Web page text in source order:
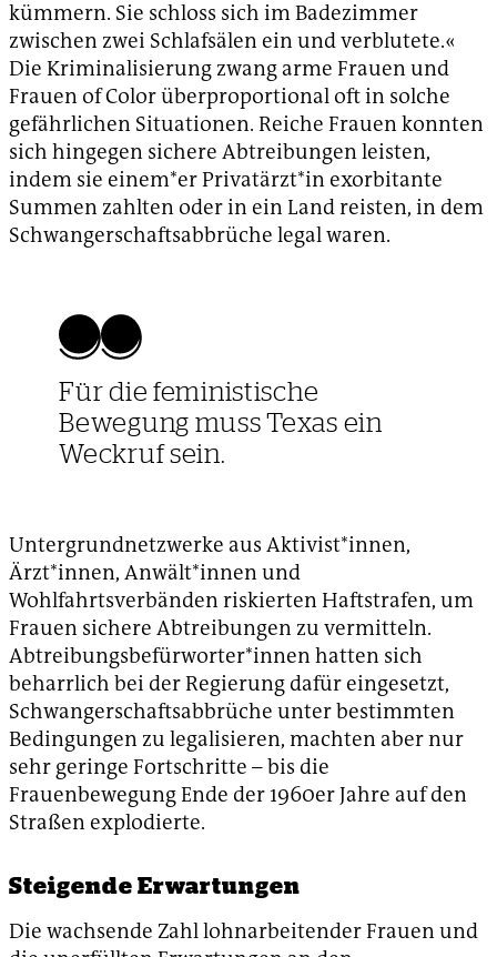
kümmern. Sie schloss sich im Badezimmer
zwischen zwei Schlafsälen ein und verblutete.«
Die Kriminalisierung zwang arme Frauen und
Frauen of Color überproportional oft in solche
gefährlichen Situationen. Reiche Frauen konnten
sich hingegen sichere Abtreibungen leisten,
indem sie einem*er Privatärzt*in exorbitante
Summen zahlten oder in ein Land reisten, in dem
Schwangerschaftsabbrüche legal waren.
Für die feministische
Bewegung muss Texas ein
Weckruf sein.
Untergrundnetzwerke aus Aktivist*innen,
Ärzt*innen, Anwält*innen und
Wohlfahrtsverbänden riskierten Haftstrafen, um
Frauen sichere Abtreibungen zu vermitteln.
Abtreibungsbefürworter*innen hatten sich
beharrlich bei der Regierung dafür eingesetzt,
Schwangerschaftsabbrüche unter bestimmten
Bedingungen zu legalisieren, machten aber nur
sehr geringe Fortschritte – bis die
Frauenbewegung Ende der 1960er Jahre auf den
Straßen explodierte.
Steigende Erwartungen
Die wachsende Zahl lohnarbeitender Frauen und